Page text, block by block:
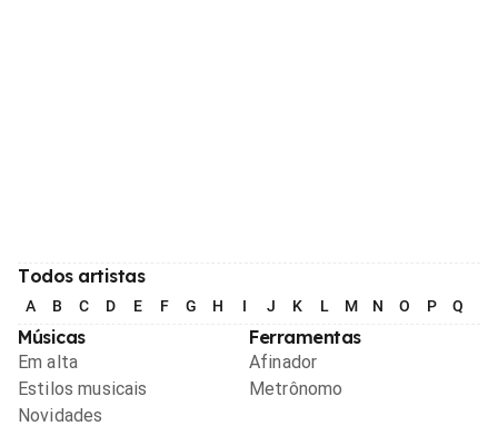
Todos artistas
A B C D E F G H I J K L M N O P Q
Músicas
Em alta
Estilos musicais
Novidades
Ferramentas
Afinador
Metrônomo